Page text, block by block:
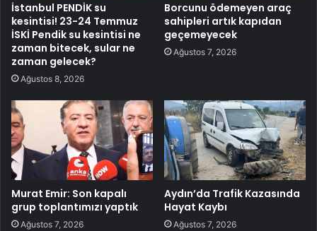
İstanbul PENDİK su
kesintisi! 23-24 Temmuz
İSKİ Pendik su kesintisi ne
zaman bitecek, sular ne
zaman gelecek?
Ağustos 8, 2026
Borcunu ödemeyen araç
sahipleri artık kapıdan
geçemeyecek
Ağustos 7, 2026
Murat Emir: Son kapalı
grup toplantımızı yaptık
Ağustos 7, 2026
Aydın’da Trafik Kazasında
Hayat Kaybı
Ağustos 7, 2026